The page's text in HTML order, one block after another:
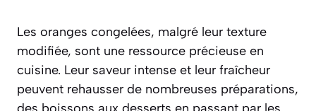
Les oranges congelées, malgré leur texture
modifiée, sont une ressource précieuse en
cuisine. Leur saveur intense et leur fraîcheur
peuvent rehausser de nombreuses préparations,